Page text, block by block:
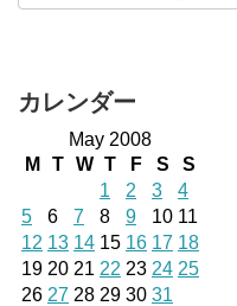
カレンダー
May 2008
M
T W T F S
S
1
2 3
4
5
6 7 8 9 10 11
12 13 14 15 16 17 18
19 20 21 22 23 24 25
26 27 28 29 30 31